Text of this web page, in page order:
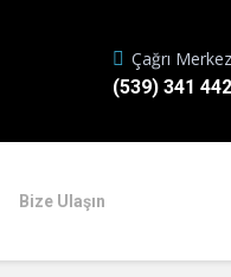
Bize Ulaşın
Çağrı
(539) 341